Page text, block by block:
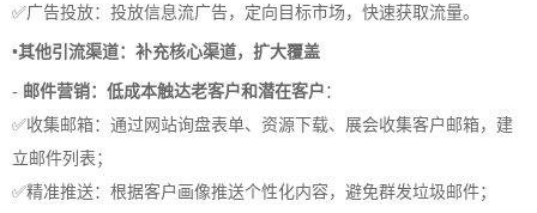
✅广告投放：投放信息流广告，定向目标市场，快速获取流量。
•其他引流渠道：补充核心渠道，扩大覆盖
- 邮件营销：低成本触达老客户和潜在客户：
✅收集邮箱：通过网站询盘表单、资源下载、展会收集客户邮箱，建
立邮件列表；
✅精准推送：根据客户画像推送个性化内容，避免群发垃圾邮件；